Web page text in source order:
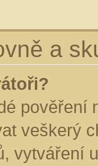
a
pověření
veškerý
vytváření